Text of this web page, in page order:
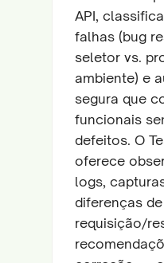
API,
falhas (bug
seletor vs.
ambiente) e
segura que
funcionais
defeitos. O
oferece
logs,
diferenças de
requisição/